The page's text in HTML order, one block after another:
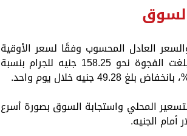
العادل المحسوب وفقًا لسعر الأوقية
العالمية وسعر الصرف شهدت تراجعًا ملحوظًا، ففي 10 يونيو بلغت الفجوة نحو 158.25 جنيه للجرام بنسبة
المحلي واستجابة السوق بصورة أسرع
الجنيه.